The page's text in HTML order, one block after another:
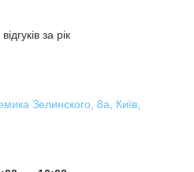
за рік
Зелинского, 8а, Київ,